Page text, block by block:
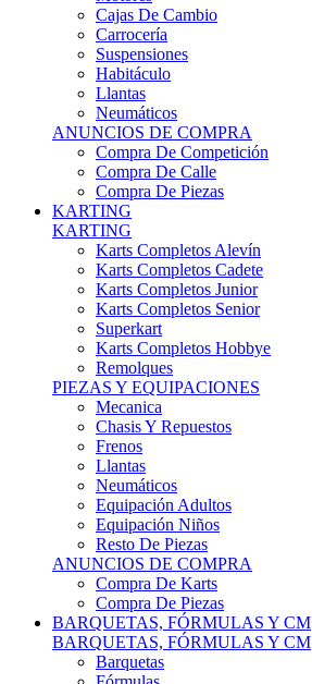
Carrocería
Suspensiones
Habitáculo
Llantas
Neumáticos
ANUNCIOS DE COMPRA
Compra De Competición
Compra De Calle
Compra De Piezas
KARTING
KARTING
Karts Completos Alevín
Karts Completos Cadete
Karts Completos Junior
Karts Completos Senior
Superkart
Karts Completos Hobbye
Remolques
PIEZAS Y EQUIPACIONES
Mecanica
Chasis Y Repuestos
Frenos
Llantas
Neumáticos
Equipación Adultos
Equipación Niños
Resto De Piezas
ANUNCIOS DE COMPRA
Compra De Karts
Compra De Piezas
BARQUETAS, FÓRMULAS Y CM
BARQUETAS, FÓRMULAS Y CM
Barquetas
Fórmulas
Cm